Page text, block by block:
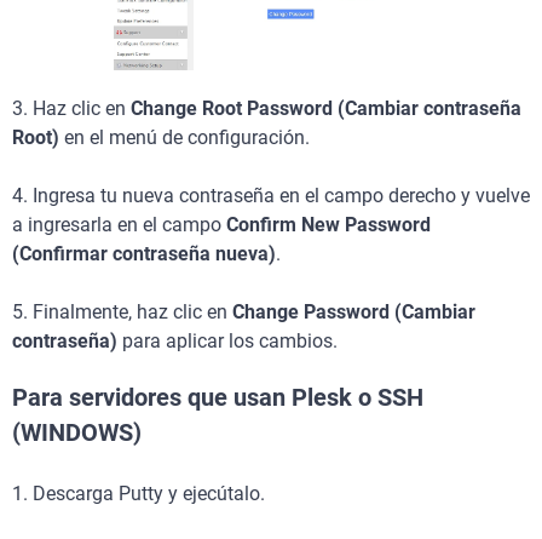
3. Haz clic en Change Root Password (Cambiar contraseña
Root) en el menú de configuración.
4. Ingresa tu nueva contraseña en el campo derecho y vuelve
a ingresarla en el campo Confirm New Password
(Confirmar contraseña nueva).
5. Finalmente, haz clic en Change Password (Cambiar
contraseña) para aplicar los cambios.
Para servidores que usan Plesk o SSH
(WINDOWS)
1. Descarga Putty y ejecútalo.